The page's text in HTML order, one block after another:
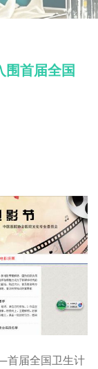
围首届全国
首届全国卫生计